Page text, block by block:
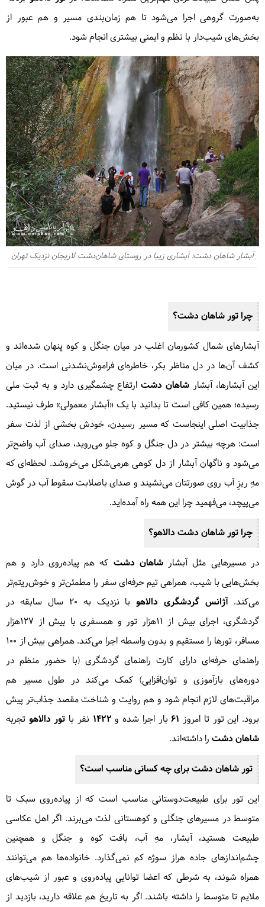
به‌صورت گروهی اجرا می‌شود تا هم زمان‌بندی مسیر و هم عبور از
بخش‌های شیب‌دار با نظم و ایمنی بیشتری انجام شود.
آبشار شاهان دشت؛ آبشاری زیبا در روستای شاهان‌دشت لاریجان نزدیک تهران
چرا تورشاهان دشت؟
آبشارهای شمال کشورمان اغلب در میان جنگل و کوه پنهان شده‌اند و
کشف آن‌ها در دل مناظر بکر، خاطره‌ای فراموش‌نشدنی است. در میان
این آبشارها، آبشار شاهان دشتارتفاع چشمگیری دارد و به ثبت ملی
رسیده؛ همین کافی است تا بدانید با یک «آبشار معمولی» طرف نیستید.
جذابیت اصلی اینجاست که مسیر رسیدن، خودش بخشی از لذت سفر
است: هرچه بیشتر در دل جنگل و کوه جلو می‌روید، صدای آب واضح‌تر
می‌شود و ناگهان آبشار از دل کوهی هرمی‌شکل می‌خروشد. لحظه‌ای که
مهِ ریزِ آب روی صورتتان می‌نشیند و صدای باصلابت سقوط آب در گوش
می‌پیچد، می‌فهمید چرا این همه راه آمده‌اید.
چرا تورشاهان دشت دالاهو؟
در مسیرهایی مثل آبشارشاهان دشت که هم پیاده‌روی دارد و هم
بخش‌هایی با شیب، همراهی تیم حرفه‌ای سفر را مطمئن‌تر و خوش‌ریتم‌تر
می‌کند.آژانس گردشگری دالاهو
با نزدیک به ۲۰ سال سابقه در
گردشگری، اجرای بیش از ۱۱هزار تور و همسفری با بیش از ۱۲۷هزار
مسافر، تورها را مستقیم و بدون واسطه اجرا می‌کند. همراهی بیش از ۱۰۰
راهنمای حرفه‌ای دارای کارت راهنمای گردشگری (با حضور منظم در
دوره‌های بازآموزی و توان‌افزایی) کمک می‌کند در طول مسیر هم
مراقبت‌های لازم انجام شود و هم روایت و شناخت مقصد جذاب‌تر پیش
برود. این تور تا امروز ۶۱بار اجرا شده و ۱۴۲۲ نفر با تور دالاهو تجربه
شاهان دشت را داشته‌اند.
تورشاهان دشتبرای چه کسانی مناسب است؟
این تور برای طبیعت‌دوستانی مناسب است که از پیاده‌روی سبک تا
متوسط در مسیرهای جنگلی و کوهستانی لذت می‌برند. اگر اهل عکاسی
طبیعت هستید، آبشار، مهِ آب، بافت کوه و جنگل و همچنین
چشم‌اندازهای جاده هراز سوژه کم نمی‌گذارد. خانواده‌ها هم می‌توانند
همراه شوند، به شرطی که اعضا توانایی پیاده‌روی و عبور از شیب‌های
ملایم تا متوسط را داشته باشند. اگر به تاریخ هم علاقه دارید، بازدید از